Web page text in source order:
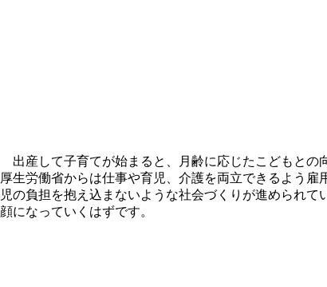
出産して子育てが始まると、月齢に応じたこどもとの
厚生労働省からは仕事や育児、介護を両立できるよう
児の負担を抱え込まないような社会づくりが進められ
顔になっていくはずです。